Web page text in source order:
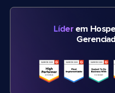
Líderem